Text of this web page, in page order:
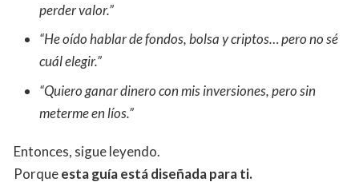
perder valor.”
“He oído hablar de fondos, bolsa y criptos… pero no sé
cuál elegir.”
“Quiero ganar dinero con mis inversiones, pero sin
meterme en líos.”
Entonces, sigue leyendo.
Porqueesta guía está diseñada para ti.